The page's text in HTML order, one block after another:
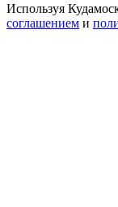
Используя
соглашением и